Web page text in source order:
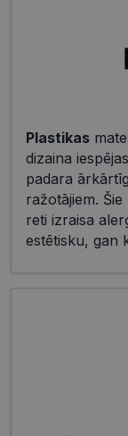
Plastikas
dizaina
padara
ražotājiem.
reti izraisa
estētisku, gan